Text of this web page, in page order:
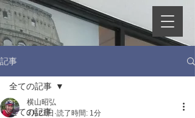
記事
全ての記事
全ての記事
横山昭弘
3月21日 読了時間: 1分